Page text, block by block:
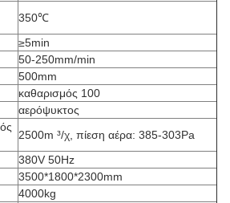
350℃
≥5min
50-250mm/min
500mm
καθαρισμός 100
αερόψυκτος
2500m ³/χ, πίεση αέρα: 385-303Pa
380V 50Hz
3500*1800*2300mm
4000kg